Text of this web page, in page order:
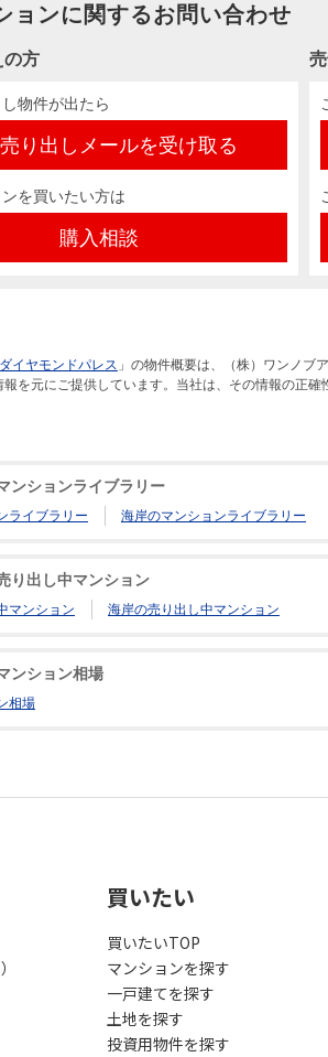
ョンに関するお問い合わせ
の方
物件が出たら
り出しメールを受け取る
を買いたい方は
購入相談
イヤモンドパレス 」の物件概要は、（株）ワンノブ
報を元にご提供しています。当社は、その情報の正
ンションライブラリー
ライブラリー 海岸のマンションライブラリー
り出し中マンション
マンション 海岸の売り出し中マンション
ンション相場
相場
買いたい
買いたいTOP
マンションを探す
一戸建てを探す
土地を探す
投資用物件を探す